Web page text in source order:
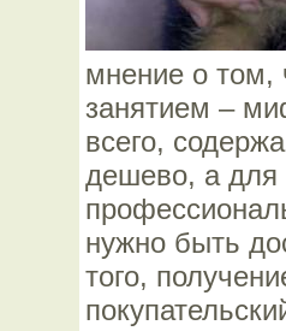
мнение о том,
занятием –
всего,
дешево, а для
нужно быть
того,